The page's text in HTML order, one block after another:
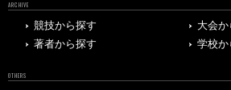
ARCHIVE
競技から探す
大会か
著者から探す
学校か
OTHERS